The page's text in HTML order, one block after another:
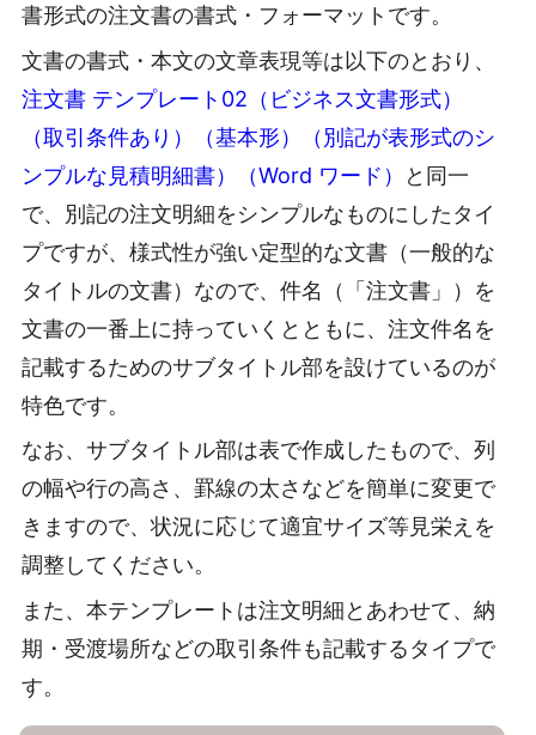
書形式の注文書の書式・フォーマットです。
文書の書式・本文の文章表現等は以下のとおり、
注文書 テンプレート02（ビジネス文書形式）
（取引条件あり）（基本形）（別記が表形式のシ
ンプルな見積明細書）（Word ワード）
と同一
で、別記の注文明細をシンプルなものにしたタイ
プですが、様式性が強い定型的な文書（一般的な
タイトルの文書）なので、件名（「注文書」）を
文書の一番上に持っていくとともに、注文件名を
記載するためのサブタイトル部を設けているのが
特色です。
なお、サブタイトル部は表で作成したもので、列
の幅や行の高さ、罫線の太さなどを簡単に変更で
きますので、状況に応じて適宜サイズ等見栄えを
調整してください。
また、本テンプレートは注文明細とあわせて、納
期・受渡場所などの取引条件も記載するタイプで
す。